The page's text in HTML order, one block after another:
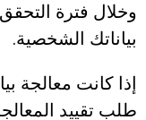
وخلال فترة
بياناتك الشخصية.
إذا كانت معالجة
طلب تقييد